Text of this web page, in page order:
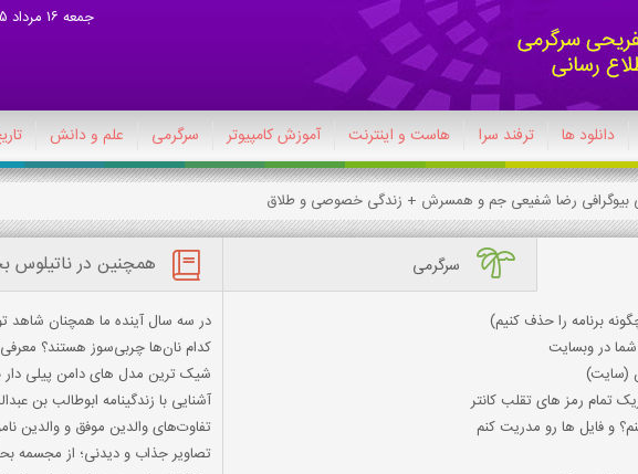
جمعه 16 مرداد 05
دانلود ها ترفند سرا هاست و اینترنت آموزش کامپیوتر سرگرمی علم و دانش
بیوگرافی رضا شفیعی جم و همسرش + زندگی خصوصی و طلاق
سرگرمی
برنامه را حذف کنیم)
در وبسایت
(سایت)
تمام رمز های تقلب کانتر
و فایل ها رو مدریت کنم
همچنین در ناتیلوس
در سه سال آینده ما همچنان شاهد
کدام نان‌ها چربی‌سوز هستند؟ معرفی
شیک ترین مدل های دامن پیلی دار
آشنایی با زندگینامه ابوطالب بن
تفاوت‌های والدین موفق و والدین
تصاویر جذاب و دیدنی؛ از مجسمه